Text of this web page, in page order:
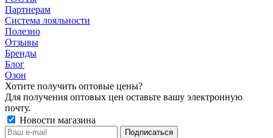
Партнерам
Система лояльности
Полезно
Отзывы
Бренды
Блог
Озон
Хотите получить оптовые цены?
Для получения оптовых цен оставьте вашу электронную
почту.
Новости магазина